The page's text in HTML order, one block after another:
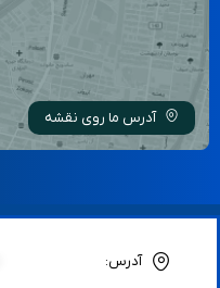
آدرس ما روی نقشه
آدرس: